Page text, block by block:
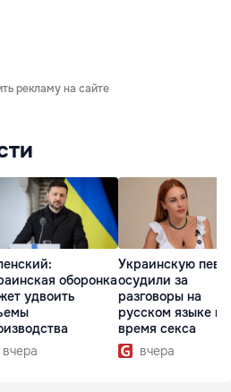
рекламу на сайте
оборонка
удвоить
вчера
Украинскую
осудили за
разговоры на
русском языке во
время секса
вчера